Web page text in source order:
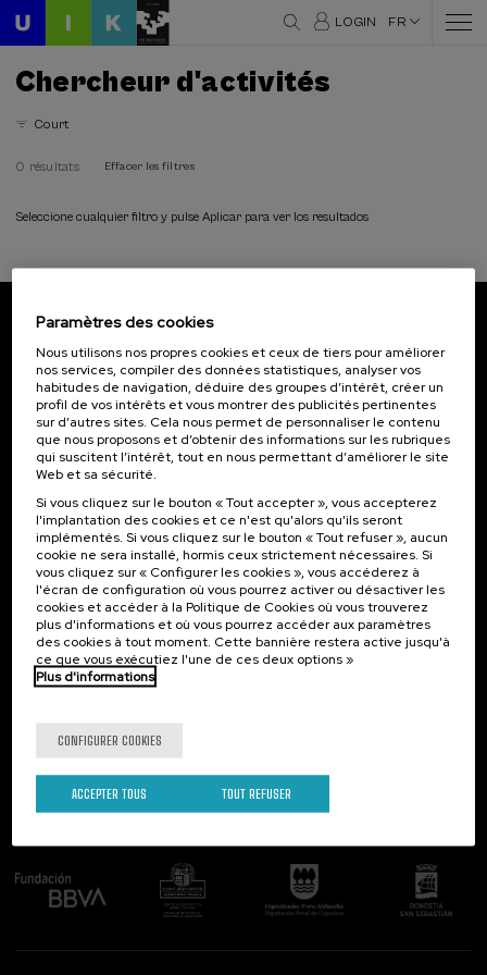
LOGIN FR
Chercheur d'activités
Court
0 résultats Effacer les filtres
Seleccione cualquier filtro y pulse Aplicar para ver los resultados
Inscrivez-vous pour être le premier à recevoir les
actualités de l'UIK.
S'abonner
Contact
Palacio Miramar
Paseo de Miraconcha, 48
20007 Donostia / San Sebastián
Gipuzkoa, Spain
Contactez-nous!
Intéressant...
Activités précédentes
Suivez-nous
Paramètres des cookies
Nous utilisons nos propres cookies et ceux de tiers pour améliorer
nos services, compiler des données statistiques, analyser vos
habitudes de navigation, déduire des groupes d’intérêt, créer un
profil de vos intérêts et vous montrer des publicités pertinentes
sur d’autres sites. Cela nous permet de personnaliser le contenu
que nous proposons et d’obtenir des informations sur les rubriques
qui suscitent l’intérêt, tout en nous permettant d’améliorer le site
Web et sa sécurité.
Si vous cliquez sur le bouton « Tout accepter », vous accepterez
l'implantation des cookies et ce n'est qu'alors qu'ils seront
implémentés. Si vous cliquez sur le bouton « Tout refuser », aucun
cookie ne sera installé, hormis ceux strictement nécessaires. Si
vous cliquez sur « Configurer les cookies », vous accéderez à
l'écran de configuration où vous pourrez activer ou désactiver les
cookies et accéder à la Politique de Cookies où vous trouverez
plus d'informations et où vous pourrez accéder aux paramètres
des cookies à tout moment. Cette bannière restera active jusqu'à
ce que vous exécutiez l'une de ces deux options »
Plus d'informations
CONFIGURER COOKIES
TOUT REFUSER
ACCEPTER TOUS